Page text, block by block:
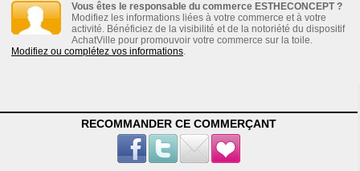
Vous êtes le responsable du commerce ESTHECONCEPT ?
Modifiez les informations liées à votre commerce et à votre
activité. Bénéficiez de la visibilité et de la notoriété du dispositif
AchatVille pour promouvoir votre commerce sur la toile.
Modifiez ou complétez vos informations.
RECOMMANDER CE COMMERÇANT